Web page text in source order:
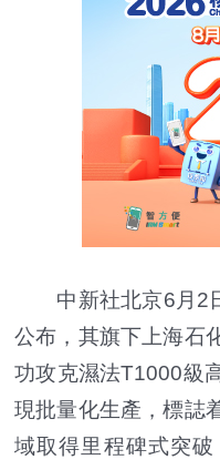
中新社北京6月2日
公布，其旗下上海石
功攻克濕法T1000級
現批量化生產，標誌
域取得里程碑式突